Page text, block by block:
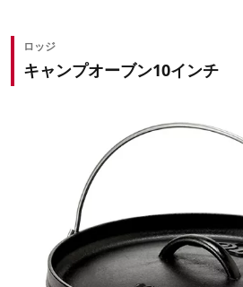
ロッジ
キャンプオーブン10インチ